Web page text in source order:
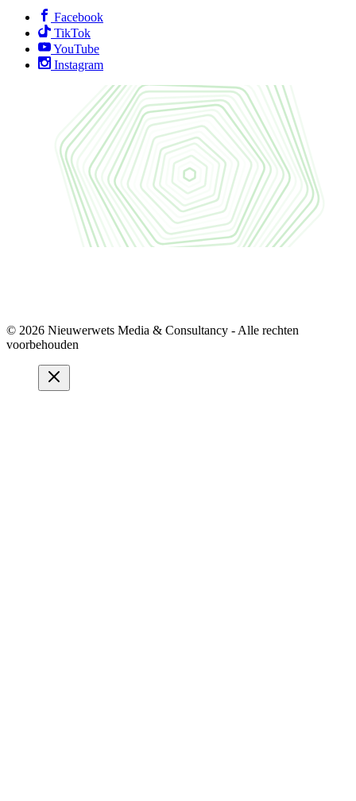
Facebook
TikTok
YouTube
Instagram
© 2026 Nieuwerwets Media & Consultancy - Alle rechten
voorbehouden